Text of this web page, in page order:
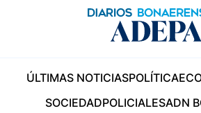
ÚLTIMAS NOTICIASPOLÍTICA
SOCIEDADPOLICIALESADN